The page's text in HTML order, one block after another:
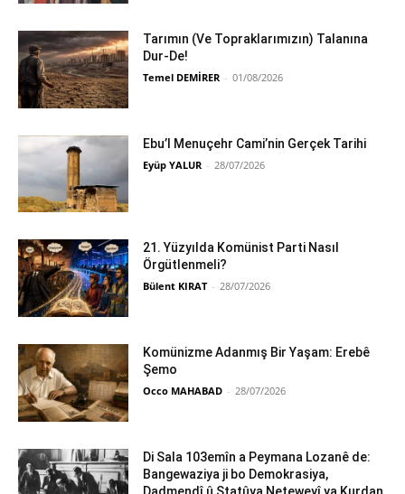
Tarımın (Ve Topraklarımızın) Talanına
Dur-De!
Temel DEMİRER - 01/08/2026
Ebu’l Menuçehr Cami’nin Gerçek Tarihi
Eyüp YALUR - 28/07/2026
21. Yüzyılda Komünist Parti Nasıl
Örgütlenmeli?
Bülent KIRAT - 28/07/2026
Komünizme Adanmış Bir Yaşam: Erebê
Şemo
Occo MAHABAD - 28/07/2026
Di Sala 103emîn a Peymana Lozanê de:
Bangewaziya ji bo Demokrasiya,
Dadmendî û Statûya Neteweyî ya Kurdan